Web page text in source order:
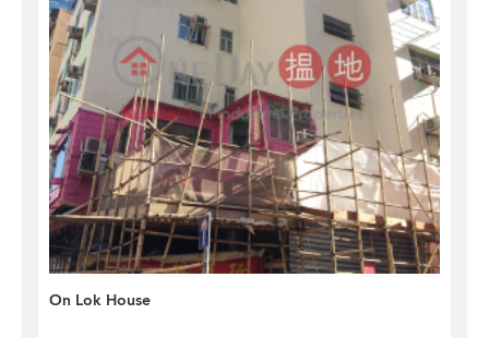
On Lok House